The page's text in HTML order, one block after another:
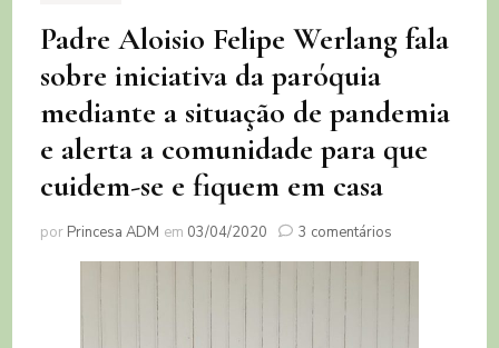
Padre Aloisio Felipe Werlang fala
sobre iniciativa da paróquia
mediante a situação de pandemia
e alerta a comunidade para que
cuidem-se e fiquem em casa
por Princesa ADM em 03/04/2020 3 comentários